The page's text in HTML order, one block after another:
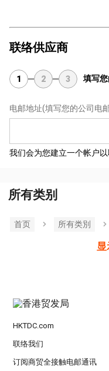
联络供应商
1 2 3 填写
电邮地址(填写您的公司电
我们会为您建立一个帐户
所有类别
首页 所有类別
HKTDC.com
联络我们
订阅商贸全接触电邮通讯